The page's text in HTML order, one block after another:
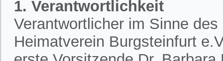
1. Verantwortlichkeit
Verantwortlicher im Sinne
Heimatverein Burgsteinfurt